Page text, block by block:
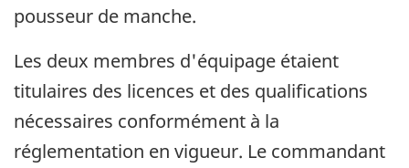
pousseur de manche.
Les deux membres d'équipage étaient
titulaires des licences et des qualifications
nécessaires conformément à la
réglementation en vigueur. Le commandant